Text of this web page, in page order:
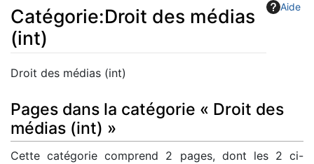
Aide
Catégorie:Droit des médias
(int)
Aller à :navigation ,rechercher
Droit des médias (int)
Pages dans la catégorie « Droit des
médias (int) »
Cette catégorie comprend 2 pages, dont les 2 ci-